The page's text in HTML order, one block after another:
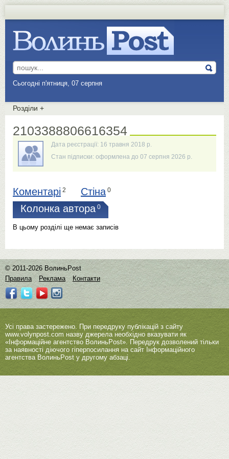
Сьогодні п'ятниця, 07 серпня
Розділи +
2103388806616354
Дата реєстрації: 16 травня 2018 р.
Стан підписки: оформлена до 07 серпня 2026 р.
Коментарі 2 Стіна 0
Колонка автора 0
В цьому розділі ще немає записів
© 2011-2026 ВолиньPost
Правила
Реклама Контакти
Усі права застережено. При передруку публікацій з сайту
www.volynpost.com назву джерела необхідно вказувати як
«Інформаційне агентство ВолиньPost». Передрук дозволений тільки
за наявності діючого гіперпосилання на сайт Інформаційного
агентства ВолиньPost у другому абзаці.